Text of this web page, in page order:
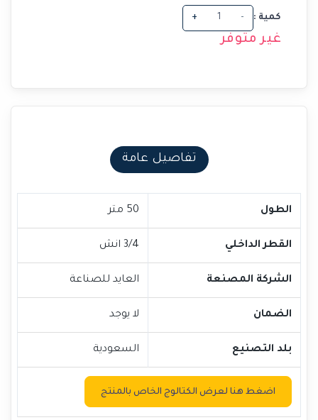
كمية : -
+
غير متوفر
تفاصيل عامة
الطول 50 متر
القطر الداخلي 3/4 انش
الشركة المصنعة العايد للصناعة
الضمان لا يوجد
بلد التصنيع السعودية
اضغط هنا لعرض الكتالوج الخاص بالمنتج